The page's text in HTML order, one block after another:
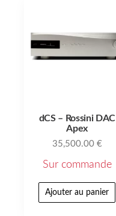
dCS – Rossini DAC
Apex
35,500.00 €
Sur commande
Ajouter au panier